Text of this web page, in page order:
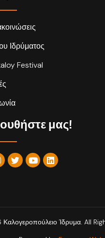
Ιδρύματος
Festival
μας!
Ίδρυμα. All